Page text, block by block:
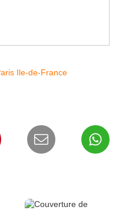
Ile-de-France